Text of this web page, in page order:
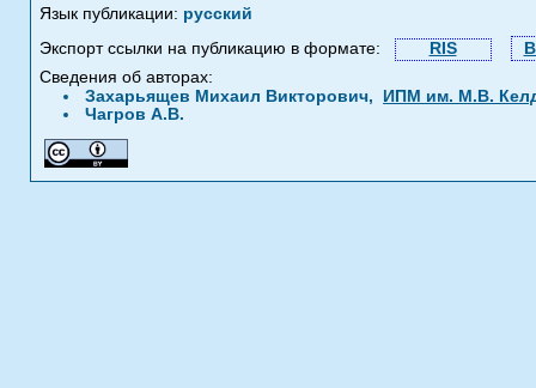
Язык публикации: русский
Экспорт ссылки на публикацию в формате:
RIS
Сведения об авторах:
Захарьящев Михаил Викторович,
ИПМ им. М.В.
Чагров А.В.